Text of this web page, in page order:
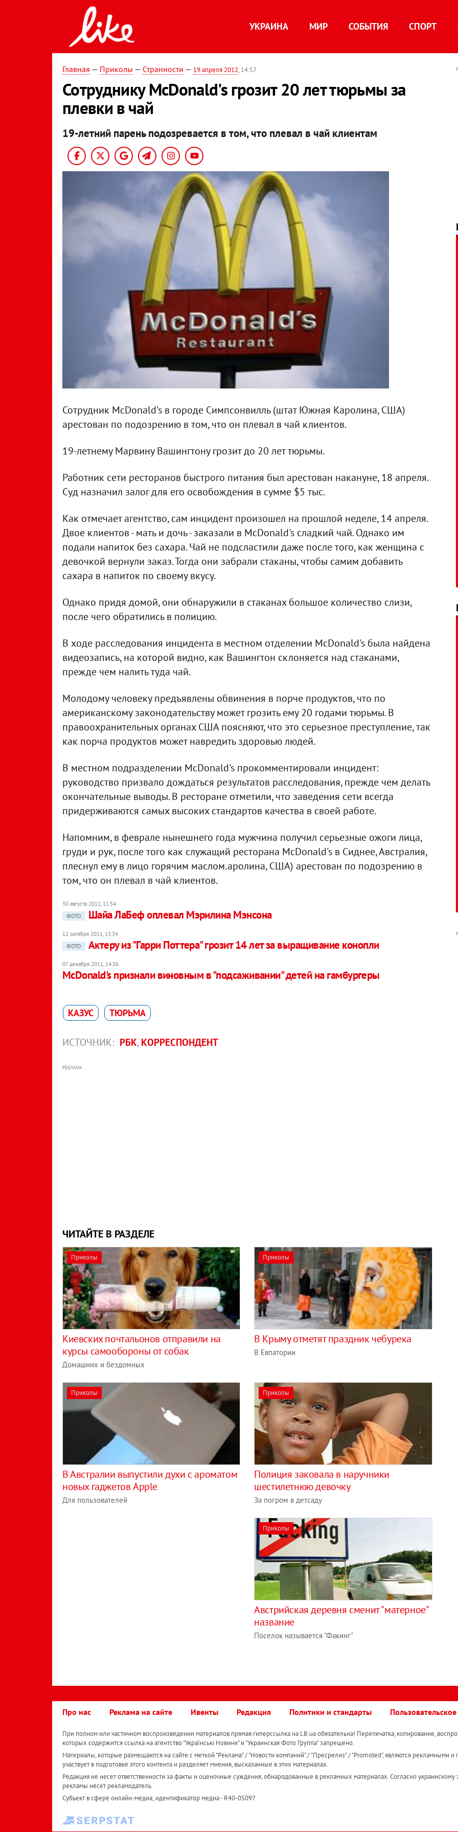
УКРАИНА МИР СОБЫТИЯ СПОРТ
Главная — Приколы — Странности — 19 апреля 2012, 14:57
Сотруднику McDonald's грозит 20 лет тюрьмы за
плевки в чай
19-летний парень подозревается в том, что плевал в чай клиентам
Сотрудник McDonald's в городе Симпсонвилль (штат Южная Каролина, США)
арестован по подозрению в том, что он плевал в чай клиентов.
19-летнему Марвину Вашингтону грозит до 20 лет тюрьмы.
Работник сети ресторанов быстрого питания был арестован накануне, 18 апреля.
Суд назначил залог для его освобождения в сумме $5 тыс.
Как отмечает агентство, сам инцидент произошел на прошлой неделе, 14 апреля.
Двое клиентов - мать и дочь - заказали в McDonald's сладкий чай. Однако им
подали напиток без сахара. Чай не подсластили даже после того, как женщина с
девочкой вернули заказ. Тогда они забрали стаканы, чтобы самим добавить
сахара в напиток по своему вкусу.
Однако придя домой, они обнаружили в стаканах большое количество слизи,
после чего обратились в полицию.
В ходе расследования инцидента в местном отделении McDonald's была найдена
видеозапись, на которой видно, как Вашингтон склоняется над стаканами,
прежде чем налить туда чай.
Молодому человеку предъявлены обвинения в порче продуктов, что по
американскому законодательству может грозить ему 20 годами тюрьмы. В
правоохранительных органах США поясняют, что это серьезное преступление, так
как порча продуктов может навредить здоровью людей.
В местном подразделении McDonald's прокомментировали инцидент:
руководство призвало дождаться результатов расследования, прежде чем делать
окончательные выводы. В ресторане отметили, что заведения сети всегда
придерживаются самых высоких стандартов качества в своей работе.
Напомним, в феврале нынешнего года мужчина получил серьезные ожоги лица,
груди и рук, после того как служащий ресторана McDonald's в Сиднее, Австралия,
плеснул ему в лицо горячим маслом.аролина, США) арестован по подозрению в
том, что он плевал в чай клиентов.
30 августа 2011, 11:54
ФОТО
Шайа ЛаБеф оплевал Мэрилина Мэнсона
12 октября 2011, 13:34
ФОТО
Актеру из "Гарри Поттера" грозит 14 лет за выращивание конопли
07 декабря 2011, 14:36
McDonald's признали виновным в "подсаживании" детей на гамбургеры
КАЗУС ТЮРЬМА
ИСТОЧНИК: РБК, КОРРЕСПОНДЕНТ
РЕКЛАМА
ЧИТАЙТЕ В РАЗДЕЛЕ
Приколы
Киевских почтальонов отправили на
курсы самообороны от собак
Домашних и бездомных
Приколы
В Крыму отметят праздник чебурека
В Евпатории
Приколы
В Австралии выпустили духи с ароматом
новых гаджетов Apple
Для пользователей
Приколы
Полиция заковала в наручники
шестилетнюю девочку
За погром в детсаду
Приколы
Австрийская деревня сменит "матерное"
название
Поселок называется "Факинг"
Про нас Реклама на сайте Ивенты Редакция Политики и стандарты
При полном или частичном воспроизведении материалов прямая гиперссылка на LB.ua обязательна! Перепечатка, копирование,
которых содержится ссылка на агентство "Українськi Новини" и "Украинская Фото Группа" запрещено.
Материалы, которые размещаются на сайте с меткой "Реклама" / "Новости компаний" / "Пресрелиз" / "Promoted", являются рекламными и
участвует в подготовке этого контента и разделяет мнения, высказанные в этих материалах.
Редакция не несет ответственности за факты и оценочные суждения, обнародованные в рекламных материалах. Согласно украинскому
рекламы несет рекламодатель.
Субъект в сфере онлайн-медиа; идентификатор медиа - R40-05097